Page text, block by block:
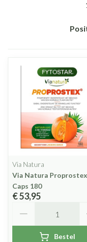
Via Natura
Via Natura Proprostex
Caps 180
€ 53,95
Bestel